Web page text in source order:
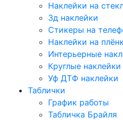
Наклейки на
3д наклейки
Cтикеры на
Наклейки на
Интерьерные
Круглые наклейки
Уф ДТФ наклейки
Таблички
График работы
Табличка Брайля